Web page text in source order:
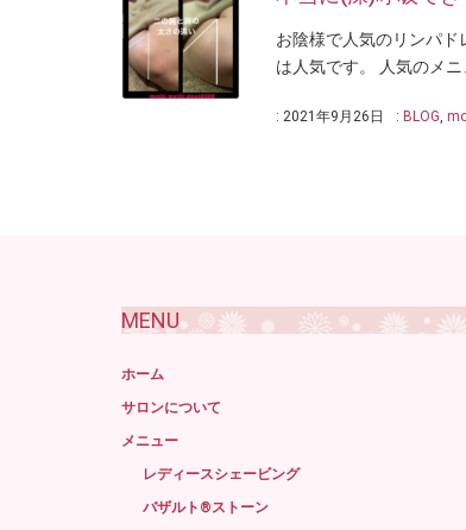
お陰様で人気のリンパ
は人気です。 人気のメ
: 2021年9月26日 : BLOG
MENU
ホーム
サロンについて
メニュー
レディースシェービング
バザルト®ストーン